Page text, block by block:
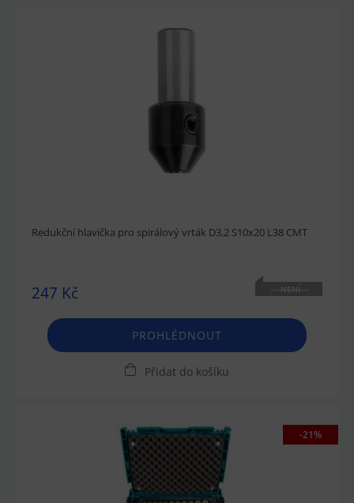
Redukční hlavička pro spirálový vrták D3,2 S10x20 L38 CMT
247 Kč
NENÍ
PROHLÉDNOUT
Přidat do košíku
-21%